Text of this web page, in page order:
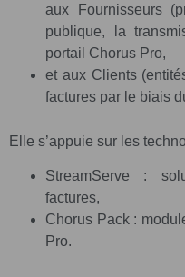
aux Fournisseurs
publique, la
portail Chorus Pro,
et aux Clients
factures par le biais
Elle s’appuie sur les
StreamServe :
factures,
Chorus Pack :
Pro.